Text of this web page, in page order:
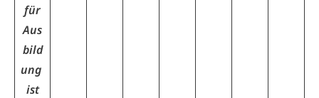
für
Aus
bild
ung
ist